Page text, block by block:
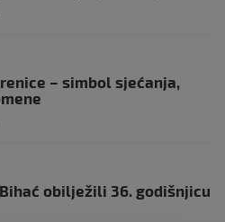
– simbol sjećanja,
obilježili 36. godišnjicu